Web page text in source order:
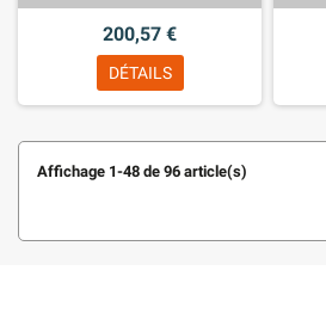
200,57 €
DÉTAILS
Affichage 1-48 de 96 article(s)